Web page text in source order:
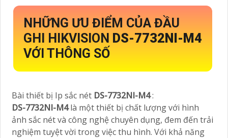
NHỮNG ƯU ĐIỂM CỦA ĐẦU
GHI HIKVISION DS-7732NI-M4
VỚI THÔNG SỐ
Bài thiết bị Ip sắc nét DS-7732NI-M4:
DS-7732NI-M4là một thiết bị chất lượng với hình
ảnh sắc nét và công nghệ chuyên dụng, đem đến trải
nghiệm tuyệt vời trong việc thu hình. Với khả năng